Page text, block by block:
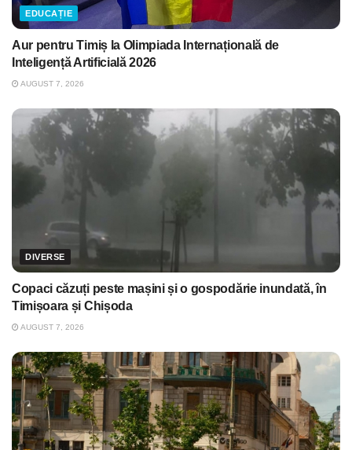
EDUCAȚIE
Aur pentru Timiș la Olimpiada Internațională de
Inteligență Artificială 2026
AUGUST 7, 2026
DIVERSE
Copaci căzuți peste mașini și o gospodărie inundată, în
Timișoara și Chișoda
AUGUST 7, 2026